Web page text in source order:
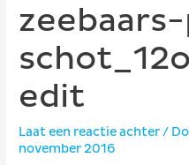
edit
Laat een reactie achter/
november 2016